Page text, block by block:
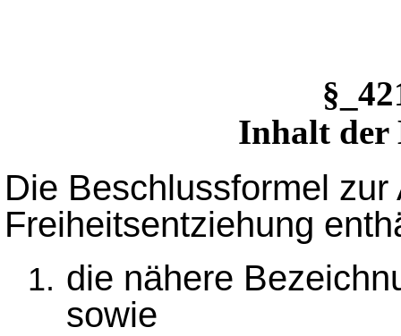
Inhalt der
Die Beschlussformel
Freiheitsentziehung
die nähere
sowie